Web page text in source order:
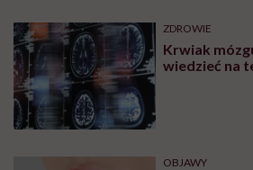
ZDROWIE
Krwiak
wiedzieć na
OBJAWY